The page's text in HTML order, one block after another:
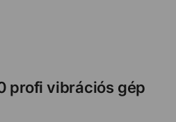
profi vibrációs gép